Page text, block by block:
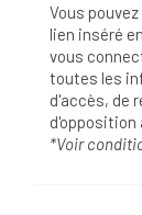
Vous
lien inséré
vous
toutes les
d'accès, de
d'opposition
*Voir